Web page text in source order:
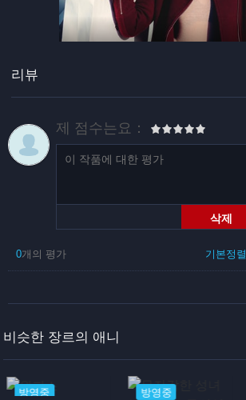
리뷰
제 점수는요：
삭제
기본정렬
0개의 평가
비슷한 장르의 애니
방영중 방영중